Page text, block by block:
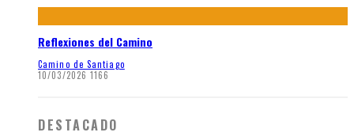
Reflexiones del Camino
Camino de Santiago
10/03/2026 1166
DESTACADO